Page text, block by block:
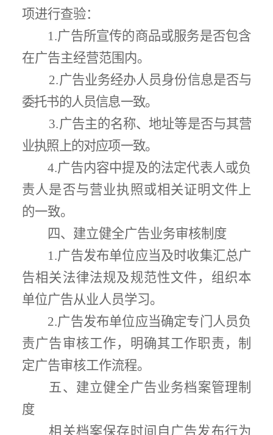
项进行查验：
1.广告所宣传的商品或服务是否包含
在广告主经营范围内。
2.广告业务经办人员身份信息是否与
委托书的人员信息一致。
3.广告主的名称、地址等是否与其营
业执照上的对应项一致。
4.广告内容中提及的法定代表人或负
责人是否与营业执照或相关证明文件上
的一致。
四、建立健全广告业务审核制度
1.广告发布单位应当及时收集汇总广
告相关法律法规及规范性文件，组织本
单位广告从业人员学习。
2.广告发布单位应当确定专门人员负
责广告审核工作，明确其工作职责，制
定广告审核工作流程。
五、建立健全广告业务档案管理制
度
相关档案保存时间自广告发布行为